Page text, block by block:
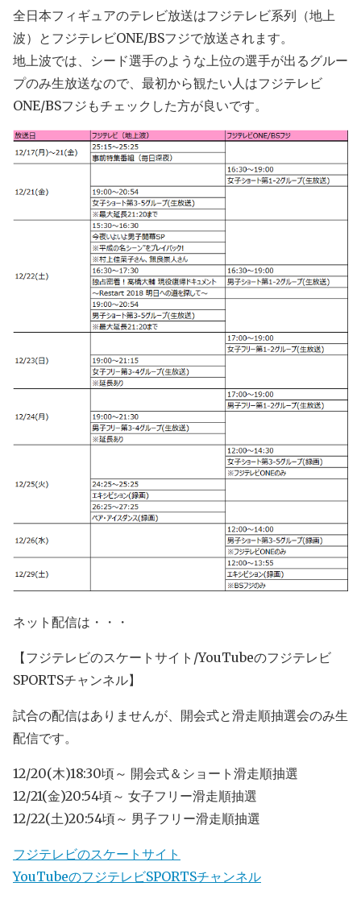
全日本フィギュアのテレビ放送はフジテレビ系列（地上
波）とフジテレビONE/BSフジで放送されます。
地上波では、シード選手のような上位の選手が出るグルー
プのみ生放送なので、最初から観たい人はフジテレビ
ONE/BSフジもチェックした方が良いです。
ネット配信は・・・
【フジテレビのスケートサイト/YouTubeのフジテレビ
SPORTSチャンネル】
試合の配信はありませんが、開会式と滑走順抽選会のみ生
配信です。
12/20(木)18:30頃～ 開会式＆ショート滑走順抽選
12/21(金)20:54頃～ 女子フリー滑走順抽選
12/22(土)20:54頃～ 男子フリー滑走順抽選
フジテレビのスケートサイト
YouTubeのフジテレビSPORTSチャンネル